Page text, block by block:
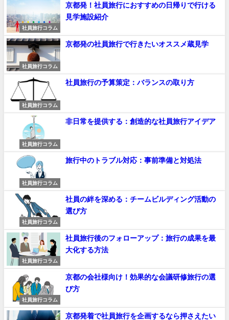
社員旅行コラム
京都発！社員旅行におすすめの日帰りで行ける
見学施設紹介
社員旅行コラム
京都発の社員旅行で行きたいオススメ蔵見学
社員旅行コラム
社員旅行の予算策定：バランスの取り方
社員旅行コラム
非日常を提供する：創造的な社員旅行アイデア
社員旅行コラム
旅行中のトラブル対応：事前準備と対処法
社員旅行コラム
社員の絆を深める：チームビルディング活動の
選び方
社員旅行コラム
社員旅行後のフォローアップ：旅行の成果を最
大化する方法
社員旅行コラム
京都の会社様向け！効果的な会議研修旅行の選
び方
京都発着で社員旅行を企画するなら押さえたい